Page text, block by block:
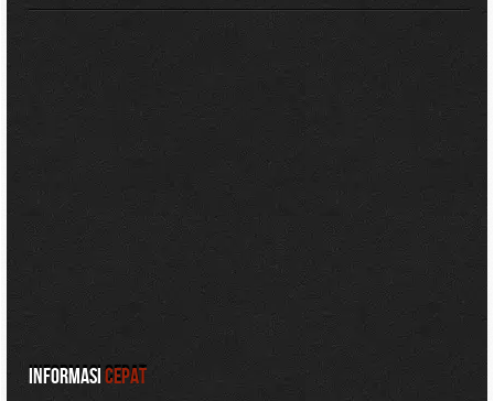
InformasiCepat